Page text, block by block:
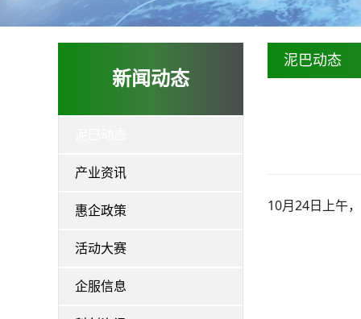
新闻动态
产业资讯
惠企政策
活动大赛
企服信息
泥巴动态
10月24日上午